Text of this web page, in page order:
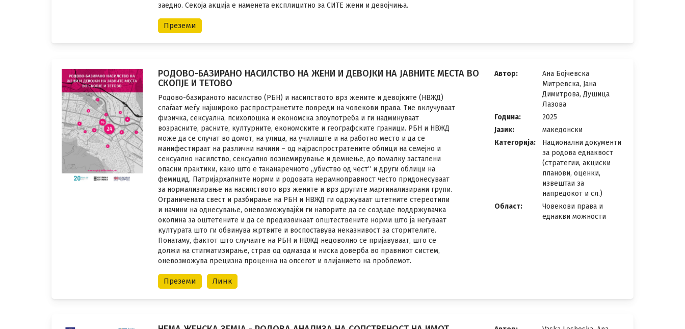
заедно. Секоја акција е наменета експлицитно за СИТЕ жени и девојчиња.
Преземи
РОДОВО-БАЗИРАНО НАСИЛСТВО НА ЖЕНИ И ДЕВОЈКИ НА ЈАВНИТЕ МЕСТА ВО
СКОПЈЕ И ТЕТОВО
Родово-базираното насилство (РБН) и насилството врз жените и девојките (НВЖД)
спаѓаат меѓу најшироко распространетите повреди на човекови права. Тие вклучуваат
физичка, сексуална, психолошка и економска злоупотреба и ги надминуваат
возрасните, расните, културните, економските и географските граници. РБН и НВЖД
може да се случат во домот, на улица, на училиште и на работно место и да се
манифестираат на различни начини – од најраспростратените облици на семејно и
сексуално насилство, сексуално вознемирување и демнење, до помалку застапени
опасни практики, како што е таканаречното „убиство од чест“ и други облици на
фемицид. Патријархалните норми и родовата нерамноправност често придонесуваат
за нормализирање на насилството врз жените и врз другите маргинализирани групи.
Ограничената свест и разбирање на РБН и НВЖД ги одржуваат штетните стереотипи
и начини на однесување, оневозможувајќи ги напорите да се создаде поддржувачка
околина за оштетените и да се предизвикаат општествените норми што ја негуваат
културата што ги обвинува жртвите и воспоставува неказнивост за сторителите.
Понатаму, фактот што случаите на РБН и НВЖД недоволно се пријавуваат, што се
должи на стигматизирање, страв од одмазда и ниска доверба во правниот систем,
оневозможува прецизна проценка на опсегот и влијанието на проблемот.
Преземи Линк
Автор:
Ана Бојчевска
Митревска, Јана
Димитрова, Душица
Лазова
Година:
2025
Јазик:
македонски
Категорија:
Национални документи
за родова еднаквост
(стратегии, акциски
планови, оценки,
извештаи за
напредокот и сл.)
Област:
Човекови права и
еднакви можности